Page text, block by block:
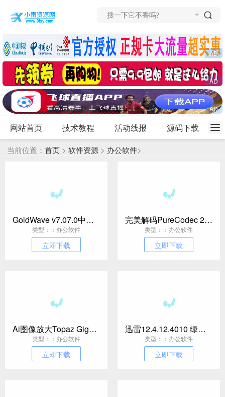
网站首页 技术教程 活动线报 源码下载
当前位置： 首页 > 软件资源 > 办公软件>
GoldWave v7.07.0中文绿色版
类型：：办公软件
立即下载
完美解码PureCodec 2026.07.31
类型：：办公软件
立即下载
Ai图像放大Topaz Gigapixel v1.3.3高级版
类型：：办公软件
立即下载
迅雷12.4.12.4010 绿色精简版
类型：：办公软件
立即下载